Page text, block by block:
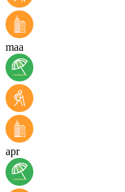
maa
apr